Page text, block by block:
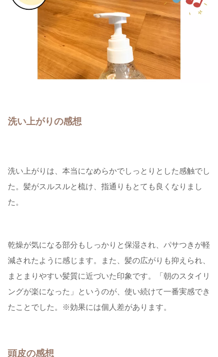
洗い上がりの感想
洗い上がりは、本当になめらかでしっとりとした感触でし
た。髪がスルスルと梳け、指通りもとても良くなりまし
た。
乾燥が気になる部分もしっかりと保湿され、パサつきが軽
減されたように感じます。また、髪の広がりも抑えられ、
まとまりやすい髪質に近づいた印象です。「朝のスタイリ
ングが楽になった」というのが、使い続けて一番実感でき
たことでした。※効果には個人差があります。
頭皮の感想